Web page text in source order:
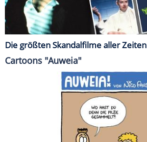
Die größten Skandalfilme aller Zeiten
Cartoons "Auweia"